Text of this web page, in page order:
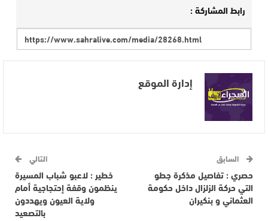
رابط المشاركة :
إدارة الموقع
السابق
حصري : تفاصيل مذكرة جطو
التي حركة الزلزال داخل حكومة
العثماني و بنكيران
التالي
خطير : لاعبو شباب المسيرة
ينظمون وقفة إحتجاجية أمام
ولاية العيون ويهددون
بالتصعيد